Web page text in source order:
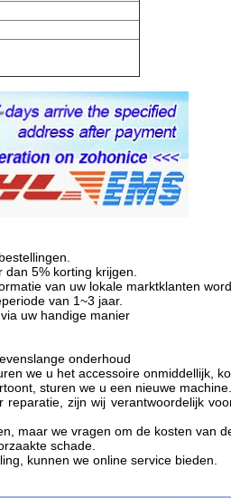
5% korting krijgen.
van uw lokale marktklanten
van 1~3 jaar.
uw handige manier
onderhoud
we u het accessoire onmiddellijk,
sturen we u een nieuwe machine.
zijn wij verantwoordelijk
maar we vragen om de kosten van
schade.
kunnen we online service bieden.